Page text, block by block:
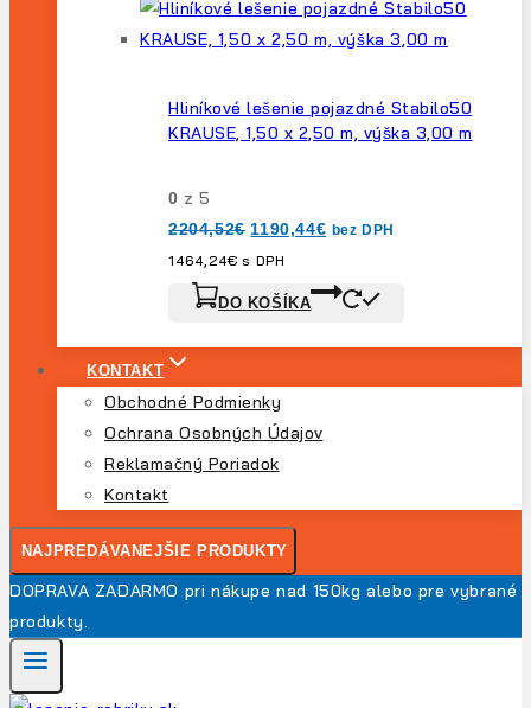
Hliníkové lešenie pojazdné Stabilo50
KRAUSE, 1,50 x 2,50 m, výška 3,00 m
0 z 5
2204,52€ Pôvodná
cena
bola:
1190,44€Aktuálna
cena
bez DPH
1464,24€ s DPH
DO KOŠÍKA
KONTAKT
Obchodné Podmienky
Ochrana Osobných Údajov
Reklamačný Poriadok
Kontakt
NAJPREDÁVANEJŠIE PRODUKTY
DOPRAVA ZADARMO pri nákupe nad 150kg alebo pre vybrané
produkty.